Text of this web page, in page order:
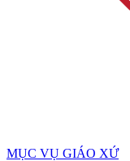
MỤC VỤ GIÁO XỨ